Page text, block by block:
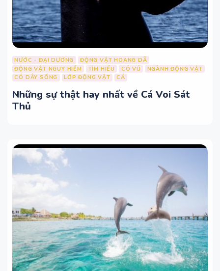
NƯỚC - ĐẠI DƯƠNG
ĐỘNG VẬT HOANG DÃ
ĐỘNG VẬT NGUY HIỂM
TÌM HIỂU CÓ VÚ
NGÀNH ĐỘNG VẬT
CÓ DÂY SỐNG
LỚP ĐỘNG VẬT CÁ
Những sự thật hay nhất về Cá Voi Sát
Thủ